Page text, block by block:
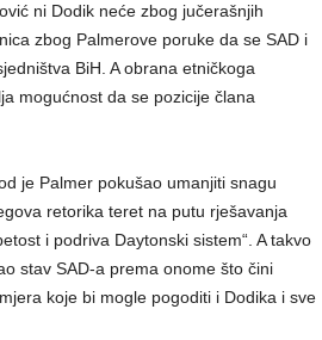
ni Dodik neće zbog jučerašnjih
zbog Palmerove poruke da se SAD i
BiH. A obrana etničkoga
mogućnost da se pozicije člana
je Palmer pokušao umanjiti snagu
retorika teret na putu rješavanja
i podriva Daytonski sistem“. A takvo
stav SAD-a prema onome što čini
koje bi mogle pogoditi i Dodika i sve